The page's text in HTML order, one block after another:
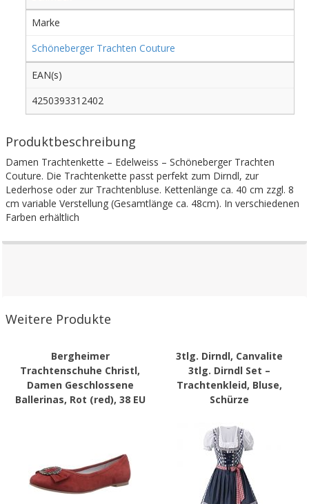
Marke
Schöneberger Trachten Couture
EAN(s)
4250393312402
Produktbeschreibung
Damen Trachtenkette – Edelweiss – Schöneberger Trachten
Couture. Die Trachtenkette passt perfekt zum Dirndl, zur
Lederhose oder zur Trachtenbluse. Kettenlänge ca. 40 cm zzgl. 8
cm variable Verstellung (Gesamtlänge ca. 48cm). In verschiedenen
Farben erhältlich
Weitere Produkte
Bergheimer
Trachtenschuhe Christl,
Damen Geschlossene
Ballerinas, Rot (red), 38 EU
3tlg. Dirndl, Canvalite
3tlg. Dirndl Set –
Trachtenkleid, Bluse,
Schürze